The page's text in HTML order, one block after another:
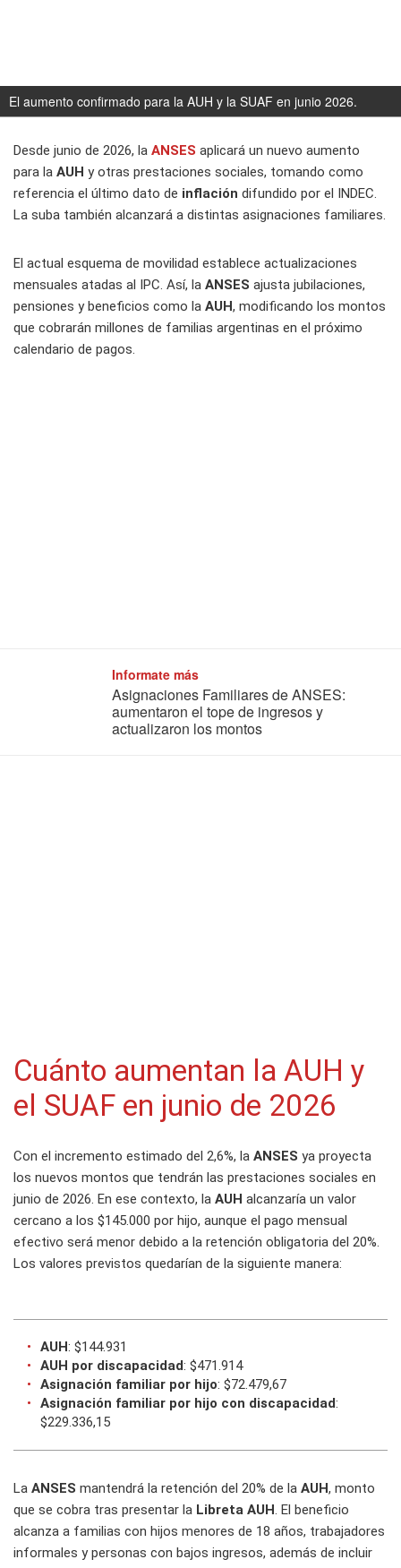
El aumento confirmado para la AUH y la SUAF en junio 2026.
Desde junio de 2026, la ANSES aplicará un nuevo aumento
para la AUH y otras prestaciones sociales, tomando como
referencia el último dato de inflación difundido por el INDEC.
La suba también alcanzará a distintas asignaciones familiares.
El actual esquema de movilidad establece actualizaciones
mensuales atadas al IPC. Así, la ANSES ajusta jubilaciones,
pensiones y beneficios como la AUH, modificando los montos
que cobrarán millones de familias argentinas en el próximo
calendario de pagos.
Informate más
Asignaciones Familiares de ANSES:
aumentaron el tope de ingresos y
actualizaron los montos
Cuánto aumentan la AUH y
el SUAF en junio de 2026
Con el incremento estimado del 2,6%, la ANSES ya proyecta
los nuevos montos que tendrán las prestaciones sociales en
junio de 2026. En ese contexto, la AUH alcanzaría un valor
cercano a los $145.000 por hijo, aunque el pago mensual
efectivo será menor debido a la retención obligatoria del 20%.
Los valores previstos quedarían de la siguiente manera:
AUH: $144.931
AUH por discapacidad: $471.914
Asignación familiar por hijo: $72.479,67
Asignación familiar por hijo con discapacidad:
$229.336,15
La ANSES mantendrá la retención del 20% de la AUH, monto
que se cobra tras presentar la Libreta AUH. El beneficio
alcanza a familias con hijos menores de 18 años, trabajadores
informales y personas con bajos ingresos, además de incluir